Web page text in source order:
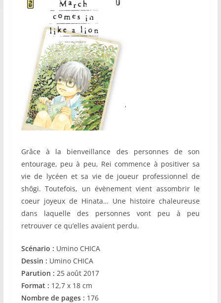
Grâce à la bienveillance des personnes de son
entourage, peu à peu, Rei commence à positiver sa
vie de lycéen et sa vie de joueur professionnel de
shôgi. Toutefois, un évènement vient assombrir le
coeur joyeux de Hinata… Une histoire chaleureuse
dans laquelle des personnes vont peu à peu
retrouver ce qu’elles avaient perdu.
Scénario : Umino CHICA
Dessin : Umino CHICA
Parution : 25 août 2017
Format : 12,7 x 18 cm
Nombre de pages : 176